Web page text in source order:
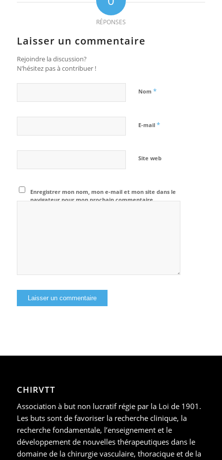
RÉPONSES
Laisser un commentaire
Rejoindre la discussion?
N’hésitez pas à contribuer !
Nom *
E-mail *
Site web
Enregistrer mon nom, mon e-mail et mon site dans le
navigateur pour mon prochain commentaire.
CHIRVTT
Association à but non lucratif régie par la Loi de 1901.
Les buts sont de favoriser la recherche clinique, la
recherche fondamentale, l’enseignement et le
développement de nouvelles thérapeutiques dans le
domaine de la chirurgie vasculaire, thoracique et de la